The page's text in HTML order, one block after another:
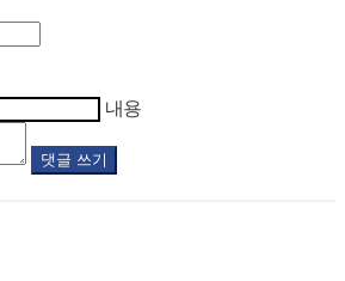
내용
댓글 쓰기